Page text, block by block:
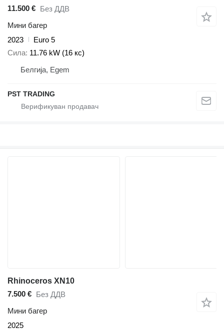
11.500 €
Без ДДВ
Мини багер
2023
Euro 5
Сила 11.76 kW (16 кс)
Белгија, Egem
PST TRADING
Rhinoceros XN10
7.500 €
Без ДДВ
Мини багер
2025